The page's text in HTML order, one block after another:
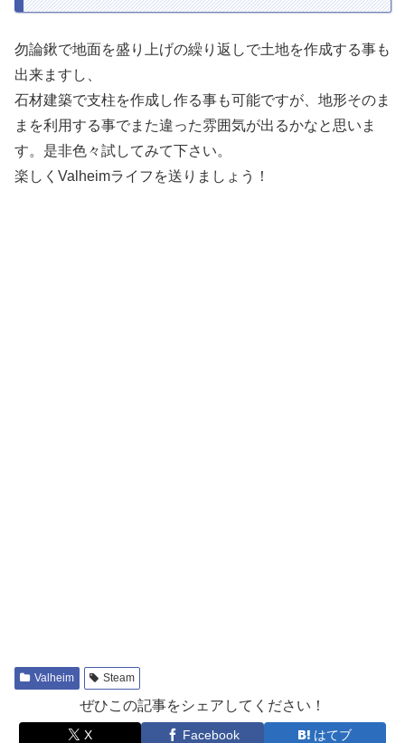
勿論鍬で地面を盛り上げの繰り返しで土地を作成する事も
出来ますし、
石材建築で支柱を作成し作る事も可能ですが、地形そのま
まを利用する事でまた違った雰囲気が出るかなと思いま
す。是非色々試してみて下さい。
楽しくValheimライフを送りましょう！
Valheim Steam
ぜひこの記事をシェアしてください！
X Facebook
はてブ